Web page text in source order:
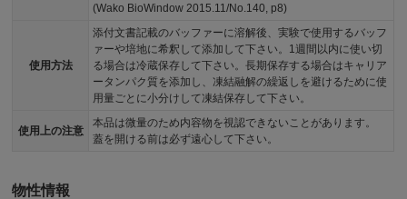
(Wako BioWindow 2015.11/No.140, p8)
使用方法
添付文書記載のバッファーに溶解後、実験で使用するバッフ
ァーや培地に希釈して添加して下さい。1週間以内に使い切
る場合は冷蔵保存して下さい。長期保存する場合はキャリア
ータンパク質を添加し、凍結融解の繰返しを避けるために使
用量ごとに小分けして凍結保存して下さい。
使用上の注意
本品は微量のため内容物を視認できないことがあります。
蓋を開ける前は必ず遠心して下さい。
物性情報